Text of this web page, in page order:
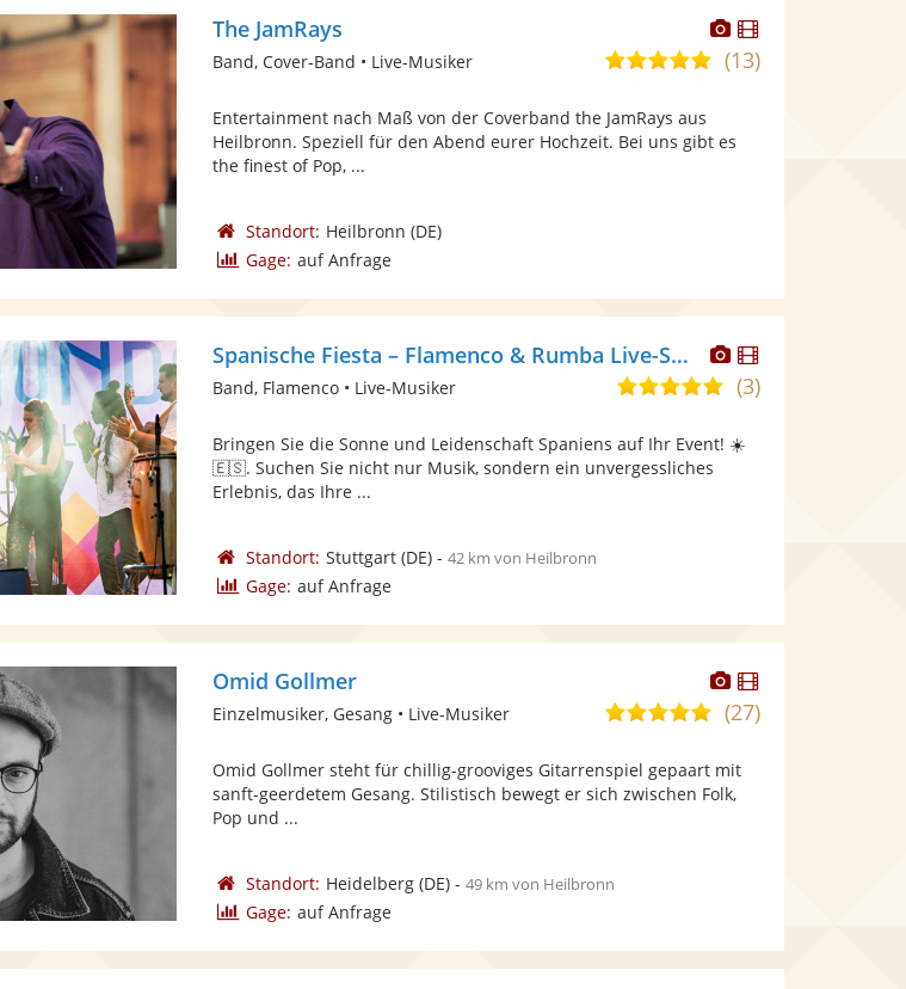
Dieser
Künstler
stellt
Dieser
Künstler
The JamRays
5,0
Sternen
(13)
Band, Cover-Band • Live-Musiker
Entertainment nach Maß von der Coverband the JamRays aus
Heilbronn. Speziell für den Abend eurer Hochzeit. Bei uns gibt es
the finest of Pop, ...
Standort: Heilbronn (DE)
Gage: auf Anfrage
Dieser
Künstler
stellt
bereit.
Dieser
Künstler
Spanische Fiesta – Flamenco & Rumba Live-Show
5,0
5
(3)
Band, Flamenco • Live-Musiker
Bringen Sie die Sonne und Leidenschaft Spaniens auf Ihr Event! ☀️
🇪🇸. Suchen Sie nicht nur Musik, sondern ein unvergessliches
Erlebnis, das Ihre ...
Standort: Stuttgart(DE)- 42 km von Heilbronn
Gage: auf Anfrage
Dieser
Künstler
stellt
Fotos
bereit.
Dieser
Künstler
Omid Gollmer
5,0
5
Sternen
(27)
Einzelmusiker, Gesang • Live-Musiker
Omid Gollmer steht für chillig-grooviges Gitarrenspiel gepaart mit
sanft-geerdetem Gesang. Stilistisch bewegt er sich zwischen Folk,
Pop und ...
Standort: Heidelberg(DE)- 49 km von Heilbronn
Gage: auf Anfrage